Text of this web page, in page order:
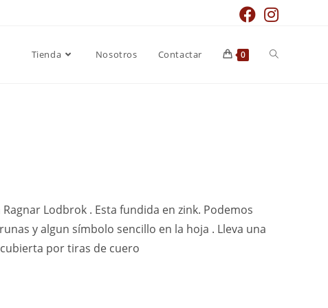
Tienda Nosotros Contactar 0
Lodbrok . Esta fundida en zink. Podemos
y algun símbolo sencillo en la hoja . Lleva una
por tiras de cuero